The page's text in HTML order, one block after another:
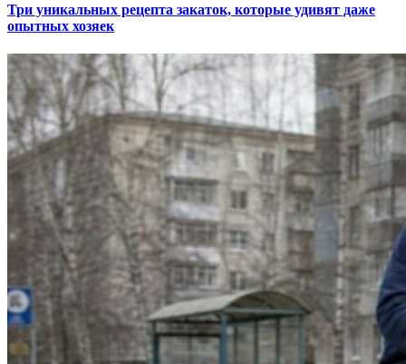
Три уникальных рецепта закаток, которые удивят даже
опытных хозяек